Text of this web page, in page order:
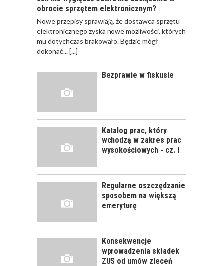
JAK POWINNO
WYGLĄDAĆ
PRAWIDŁOWE
PRACOWNIKÓW?
CZĘŚĆ PIERWSZA!
WYGLĄDAĆ
PRAWIDŁOWE
SZKOLENIE
PRACOWNIKÓW?
ROZWÓJ
PRACOWNIKA - JAK O
NIEGO DBAĆ?
obrocie sprzętem elektronicznym?
Nowe przepisy sprawiają, że dostawca sprzętu
elektronicznego zyska nowe możliwości, których
mu dotychczas brakowało. Będzie mógł
dokonać...[...]
Bezprawie w fiskusie
Katalog prac, który
wchodzą w zakres prac
wysokościowych - cz. I
Regularne oszczędzanie
sposobem na większą
emeryturę
Konsekwencje
wprowadzenia składek
ZUS od umów zleceń